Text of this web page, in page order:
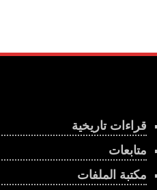
قراءات تاريخية
متابعات
مكتبة الملفات